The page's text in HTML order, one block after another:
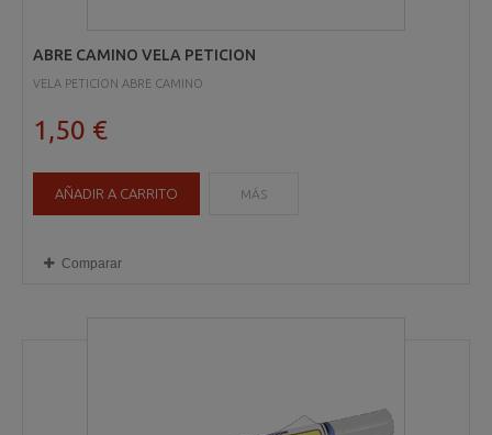
ABRE CAMINO VELA PETICION
VELA PETICION ABRE CAMINO
1,50 €
AÑADIR A CARRITO MÁS
Comparar